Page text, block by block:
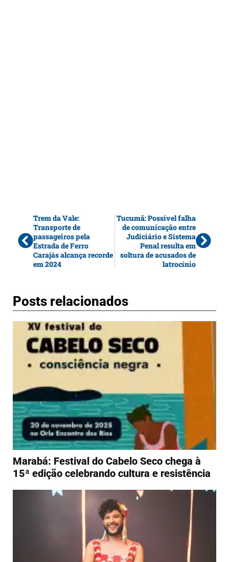
Trem da Vale:
Transporte de
passageiros pela
Estrada de Ferro
Carajás alcança recorde
em 2024
Tucumã: Possível falha
de comunicação entre
Judiciário e Sistema
Penal resulta em
soltura de acusados de
latrocínio
Posts relacionados
Marabá: Festival do Cabelo Seco chega à
15ª edição celebrando cultura e resistência